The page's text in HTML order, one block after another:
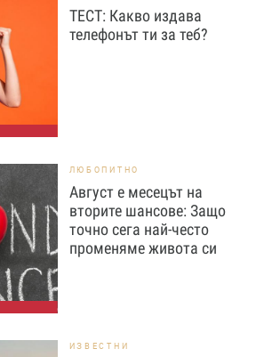
ТЕСТ: Какво издава
телефонът ти за теб?
ЛЮБОПИТНО
Август е месецът на
вторите шансове: Защо
точно сега най-често
променяме живота си
ИЗВЕСТНИ